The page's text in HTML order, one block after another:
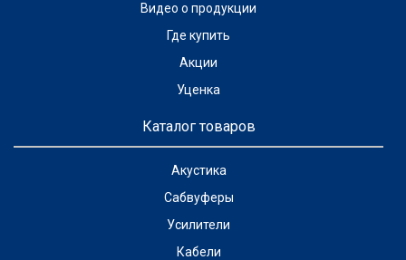
Видео о продукции
Где купить
Акции
Уценка
Каталог товаров
Акустика
Сабвуферы
Усилители
Кабели